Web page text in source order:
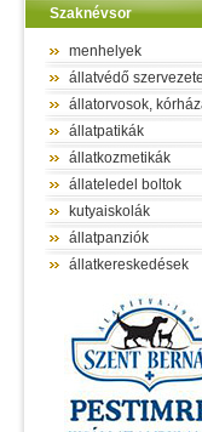
Szaknévsor
menhelyek
állatvédő
állatorvosok,
állatpatikák
állatkozmetikák
állateledel boltok
kutyaiskolák
állatpanziók
állatkereskedések